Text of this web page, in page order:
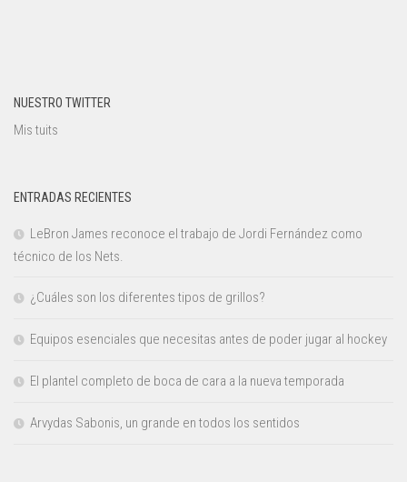
NUESTRO TWITTER
Mis tuits
ENTRADAS RECIENTES
LeBron James reconoce el trabajo de Jordi Fernández como
técnico de los Nets.
¿Cuáles son los diferentes tipos de grillos?
Equipos esenciales que necesitas antes de poder jugar al hockey
El plantel completo de boca de cara a la nueva temporada
Arvydas Sabonis, un grande en todos los sentidos